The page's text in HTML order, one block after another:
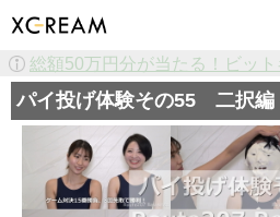
パイ投げ体験その55 二択編